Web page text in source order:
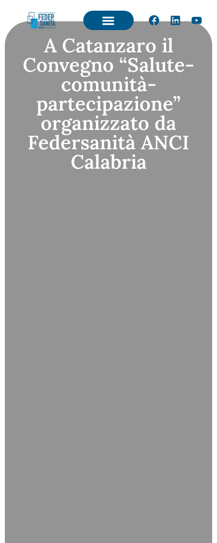
A Catanzaro il
Convegno “Salute-
comunità-
partecipazione”
organizzato da
Federsanità ANCI
Calabria